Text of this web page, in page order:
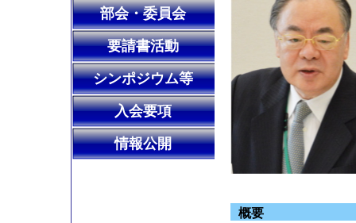
部会・委員会
要請書活動
シンポジウム等
入会要項
情報公開
概要